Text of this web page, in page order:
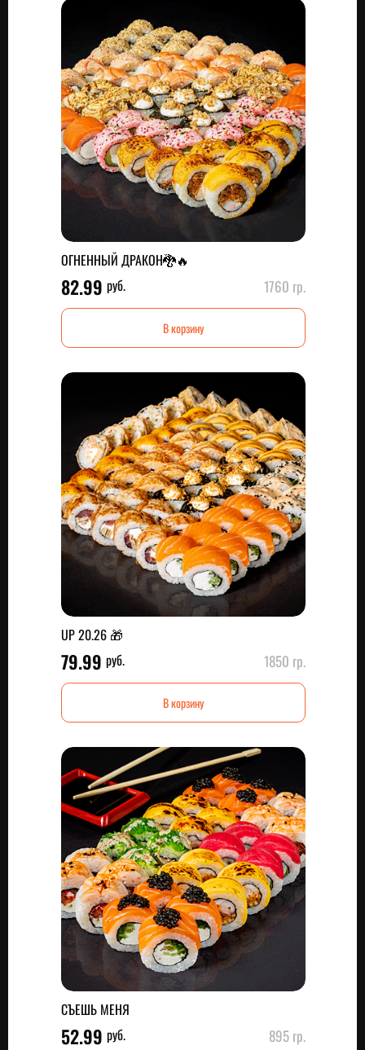
ОГНЕННЫЙ ДРАКОН🐉🔥
82.99 руб. 1760 гр.
В корзину
UP 20.26 🎁
79.99 руб. 1850 гр.
В корзину
СЪЕШЬ МЕНЯ
52.99 руб. 895 гр.